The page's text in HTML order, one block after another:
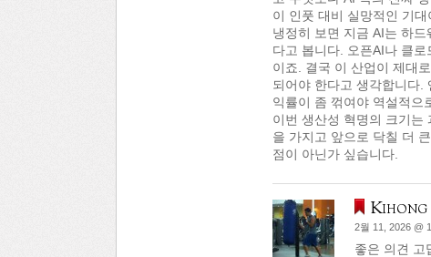
이 인풋 대비 실망적인 기
냉정히 보면 지금 AI는 하드
다고 봅니다. 오픈AI나 클
이죠. 결국 이 산업이 제대
되어야 한다고 생각합니다.
익률이 좀 꺾여야 역설적으
이번 생산성 혁명의 크기는
을 가지고 앞으로 닥칠 더
점이 아닌가 싶습니다.
Kihong
2월 11, 2026 @
좋은 의견 고